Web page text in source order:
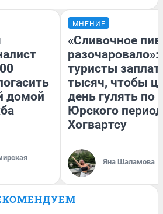
домой
МНЕНИЕ
«Сливочное
разочаровало»:
туристы
тысяч, чтобы
день гулять по
Юрского
Хогвартсу
Яна Шаламова